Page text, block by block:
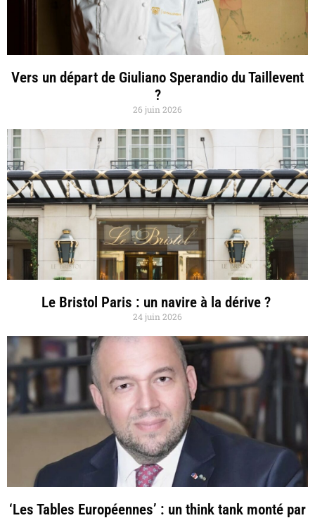
Vers un départ de Giuliano Sperandio du Taillevent
?
26 juin 2026
Le Bristol Paris : un navire à la dérive ?
24 juin 2026
‘Les Tables Européennes’ : un think tank monté par